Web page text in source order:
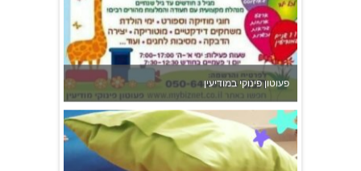
פעוטון פינוקי במודיעין